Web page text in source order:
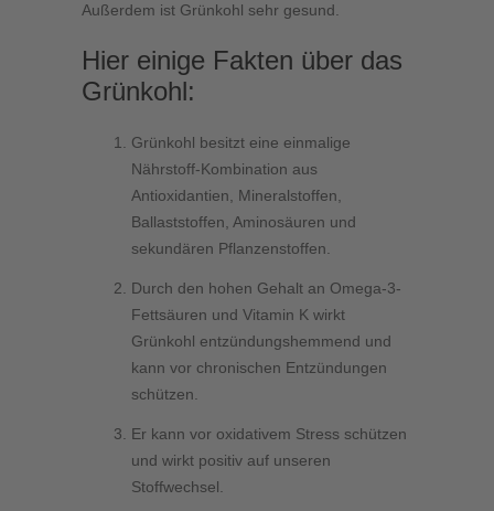
Außerdem ist Grünkohl sehr gesund.
Hier einige Fakten über das
Grünkohl:
Grünkohl besitzt eine einmalige
Nährstoff-Kombination aus
Antioxidantien, Mineralstoffen,
Ballaststoffen, Aminosäuren und
sekundären Pflanzenstoffen.
Durch den hohen Gehalt an Omega-3-
Fettsäuren und Vitamin K wirkt
Grünkohl entzündungshemmend und
kann vor chronischen Entzündungen
schützen.
Er kann vor oxidativem Stress schützen
und wirkt positiv auf unseren
Stoffwechsel.